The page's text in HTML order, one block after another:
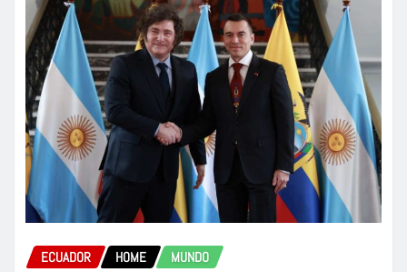
ECUADOR HOME MUNDO